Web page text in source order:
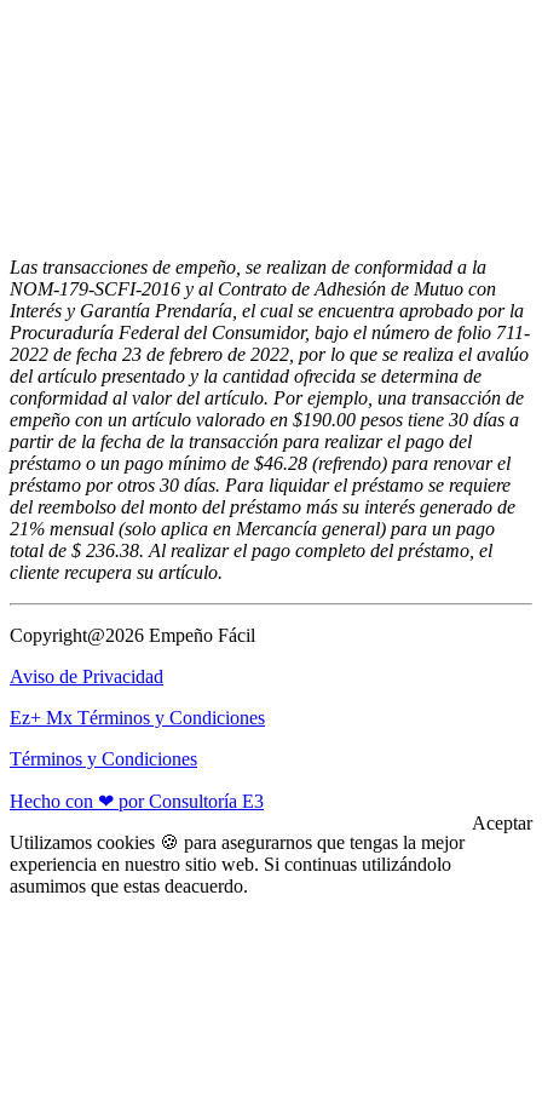
Las transacciones de empeño, se realizan de conformidad a la
NOM-179-SCFI-2016 y al Contrato de Adhesión de Mutuo con
Interés y Garantía Prendaría, el cual se encuentra aprobado por la
Procuraduría Federal del Consumidor, bajo el número de folio 711-
2022 de fecha 23 de febrero de 2022, por lo que se realiza el avalúo
del artículo presentado y la cantidad ofrecida se determina de
conformidad al valor del artículo. Por ejemplo, una transacción de
empeño con un artículo valorado en $190.00 pesos tiene 30 días a
partir de la fecha de la transacción para realizar el pago del
préstamo o un pago mínimo de $46.28 (refrendo) para renovar el
préstamo por otros 30 días. Para liquidar el préstamo se requiere
del reembolso del monto del préstamo más su interés generado de
21% mensual (solo aplica en Mercancía general) para un pago
total de $ 236.38. Al realizar el pago completo del préstamo, el
cliente recupera su artículo.
Copyright@2026 Empeño Fácil
Aviso de Privacidad
Ez+ Mx Términos y Condiciones
Términos y Condiciones
Hecho con ❤ por Consultoría E3
Utilizamos cookies 🍪 para asegurarnos que tengas la mejor
experiencia en nuestro sitio web. Si continuas utilizándolo
asumimos que estas deacuerdo.
Aceptar